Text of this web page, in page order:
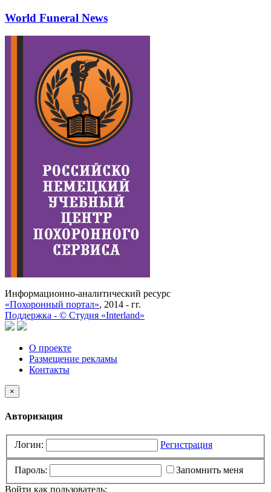
World Funeral News
Информационно-аналитический ресурс
«Похоронный портал», 2014 - гг.
Поддержка - © Cтудия «Interland»
О проекте
Размещение рекламы
Контакты
×
Авторизация
Логин: Регистрация
Пароль:
Запомнить меня
Войти как пользователь: